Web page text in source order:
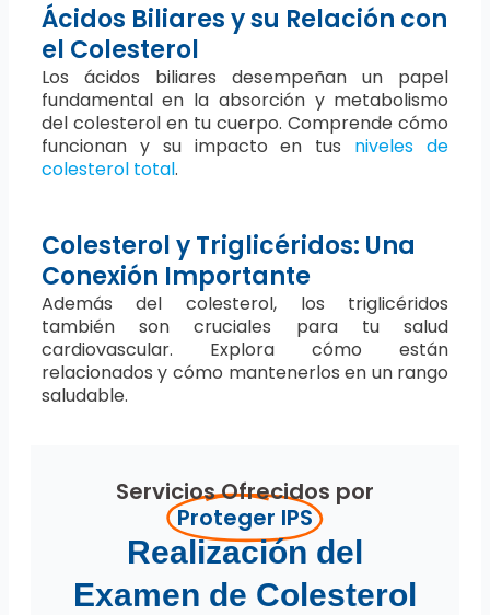
Ácidos Biliares y su Relación con
el Colesterol
Los ácidos biliares desempeñan un papel
fundamental en la absorción y metabolismo
del colesterol en tu cuerpo. Comprende cómo
funcionan y su impacto en tus niveles de
colesterol total.
Colesterol y Triglicéridos: Una
Conexión Importante
Además del colesterol, los triglicéridos
también son cruciales para tu salud
cardiovascular. Explora cómo están
relacionados y cómo mantenerlos en un rango
saludable.
Servicios Ofrecidos por
Proteger IPS
Realización del
Examen de Colesterol